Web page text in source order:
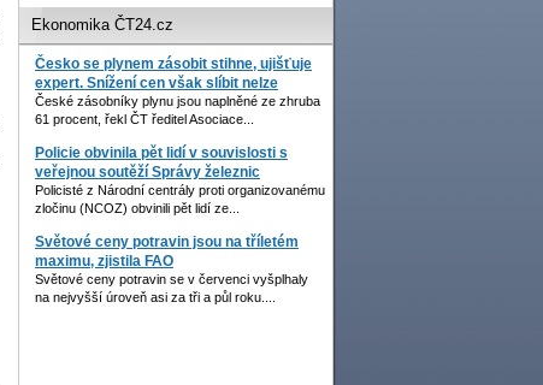
Ekonomika ČT24.cz
Česko se plynem zásobit stihne, ujišťuje
expert. Snížení cen však slíbit nelze
České zásobníky plynu jsou naplněné ze zhruba
61 procent, řekl ČT ředitel Asociace...
Policie obvinila pět lidí v souvislosti s
veřejnou soutěží Správy železnic
Policisté z Národní centrály proti organizovanému
zločinu (NCOZ) obvinili pět lidí ze...
Světové ceny potravin jsou na tříletém
maximu, zjistila FAO
Světové ceny potravin se v červenci vyšplhaly
na nejvyšší úroveň asi za tři a půl roku....